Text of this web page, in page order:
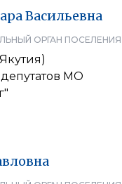
Васильевна
ОРГАН ПОСЕЛЕНИЯ
МО